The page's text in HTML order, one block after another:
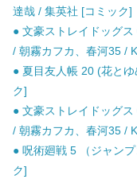
達哉 / 集英社 [コミック]
● 文豪ストレイドッグ
/ 朝霧カフカ、春河35 /
● 夏目友人帳 20 (花と
ク]
● 文豪ストレイドッグ
/ 朝霧カフカ、春河35 /
● 呪術廻戦 5 （ジャン
ク]